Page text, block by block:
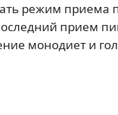
режим приема
прием
монодиет и